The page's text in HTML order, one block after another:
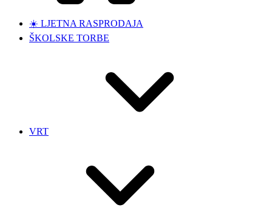
☀️ LJETNA RASPRODAJA
ŠKOLSKE TORBE
VRT